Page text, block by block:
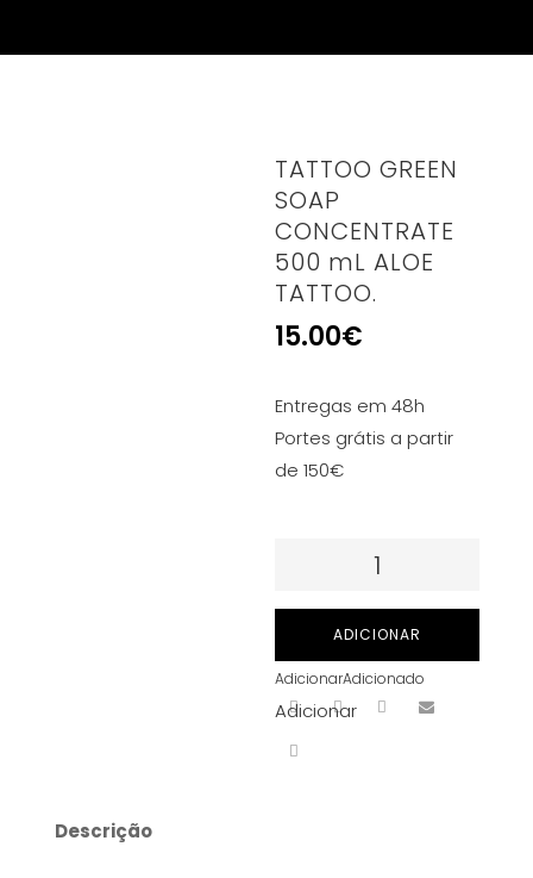
TATTOO GREEN
SOAP
CONCENTRATE
500 mL ALOE
TATTOO.
15.00€
Entregas em 48h
Portes grátis a partir
de 150€
Quantidade
SOAP
CONCENTRATE
500
ADICIONAR
AdicionarAdicionado
Adicionar
Descrição